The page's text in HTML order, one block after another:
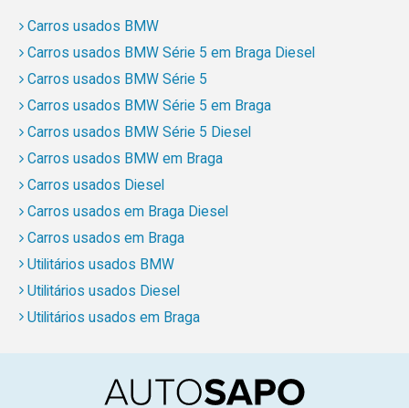
Carros usados BMW
Carros usados BMW Série 5 em Braga Diesel
Carros usados BMW Série 5
Carros usados BMW Série 5 em Braga
Carros usados BMW Série 5 Diesel
Carros usados BMW em Braga
Carros usados Diesel
Carros usados em Braga Diesel
Carros usados em Braga
Utilitários usados BMW
Utilitários usados Diesel
Utilitários usados em Braga